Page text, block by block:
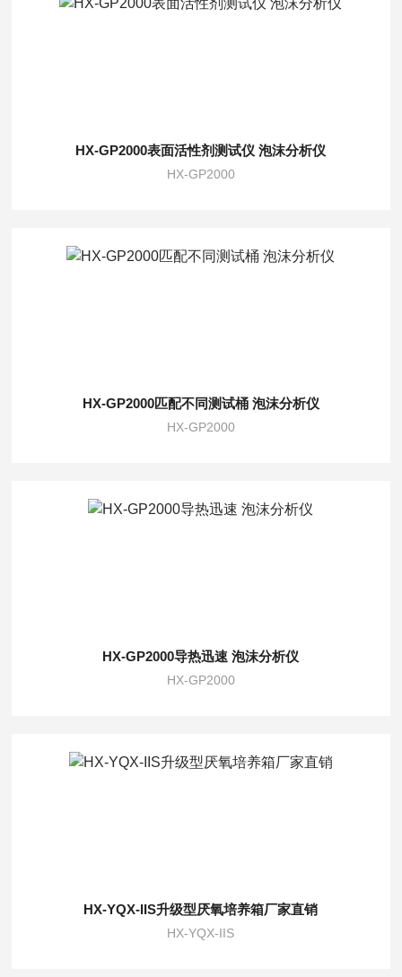
HX-GP2000表面活性剂测试仪‌ 泡沫分析仪
HX-GP2000
HX-GP2000匹配不同测试桶 泡沫分析仪
HX-GP2000
HX-GP2000导热迅速 泡沫分析仪
HX-GP2000
HX-YQX-IIS升级型厌氧培养箱厂家直销
HX-YQX-IIS